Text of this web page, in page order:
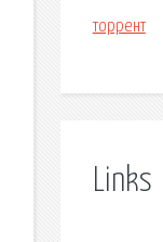
торрент
Links